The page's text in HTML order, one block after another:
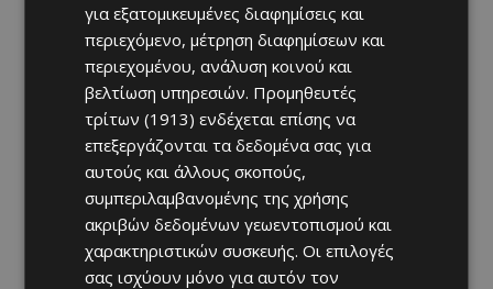
για εξατομικευμένες διαφημίσεις και
περιεχόμενο, μέτρηση διαφημίσεων και
περιεχομένου, ανάλυση κοινού και
βελτίωση υπηρεσιών. Προμηθευτές
τρίτων (1913) ενδέχεται επίσης να
επεξεργάζονται τα δεδομένα σας για
αυτούς και άλλους σκοπούς,
συμπεριλαμβανομένης της χρήσης
ακριβών δεδομένων γεωεντοπισμού και
χαρακτηριστικών συσκευής. Οι επιλογές
σας ισχύουν μόνο για αυτόν τον